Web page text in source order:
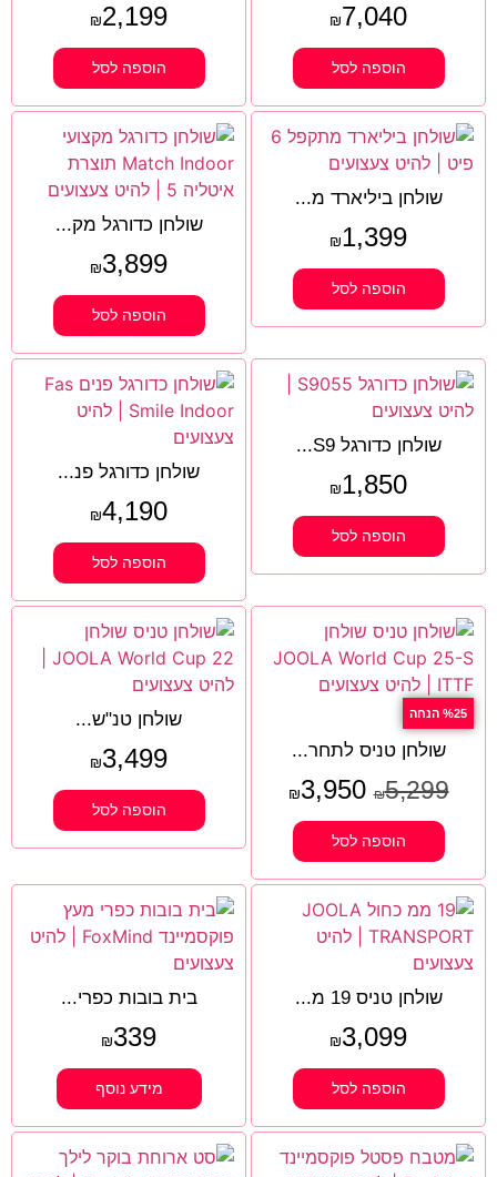
₪7,040
הוספה לסל
₪2,199
הוספה לסל
שולחן ביליארד מ...
₪1,399
הוספה לסל
שולחן כדורגל מק...
₪3,899
הוספה לסל
שולחן כדורגל S9...
₪1,850
הוספה לסל
שולחן כדורגל פנ...
₪4,190
הוספה לסל
%25 הנחה
שולחן טניס לתחר...
₪5,299
₪3,950
הוספה לסל
שולחן טנ"ש...
₪3,499
הוספה לסל
שולחן טניס 19 מ...
₪3,099
הוספה לסל
בית בובות כפרי...
₪339
מידע נוסף